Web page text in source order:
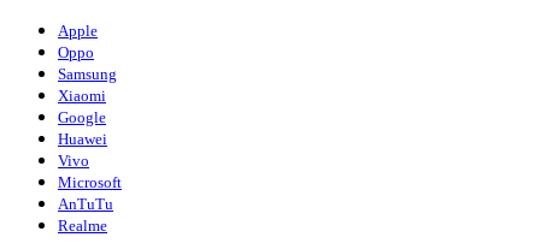
Apple
Oppo
Samsung
Xiaomi
Google
Huawei
Vivo
Microsoft
AnTuTu
Realme